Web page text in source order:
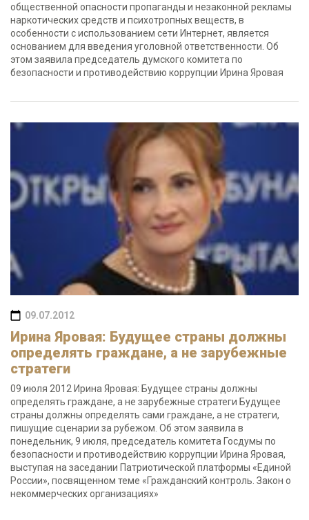
общественной опасности пропаганды и незаконной рекламы
наркотических средств и психотропных веществ, в
особенности с использованием сети Интернет, является
основанием для введения уголовной ответственности. Об
этом заявила председатель думского комитета по
безопасности и противодействию коррупции Ирина Яровая
09.07.2012
Ирина Яровая: Будущее страны должны
определять граждане, а не зарубежные
стратеги
09 июля 2012 Ирина Яровая: Будущее страны должны
определять граждане, а не зарубежные стратеги Будущее
страны должны определять сами граждане, а не стратеги,
пишущие сценарии за рубежом. Об этом заявила в
понедельник, 9 июля, председатель комитета Госдумы по
безопасности и противодействию коррупции Ирина Яровая,
выступая на заседании Патриотической платформы «Единой
России», посвященном теме «Гражданский контроль. Закон о
некоммерческих организациях»